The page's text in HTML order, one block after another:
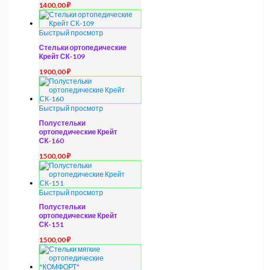
1400,00₽
Быстрый просмотр
Стельки ортопедические
Крейт СК-109
1900,00₽
Быстрый просмотр
Полустельки
ортопедические Крейт
СК-160
1500,00₽
Быстрый просмотр
Полустельки
ортопедические Крейт
СК-151
1500,00₽